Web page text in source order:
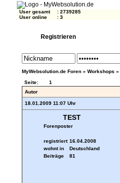
User gesamt : 2739285
User online
: 3
Registrieren
MyWebsolution.de Foren» Workshops »
Seite:
1
Autor
18.01.2009 11:07 Uhr
TEST
Forenposter
registriert 16.04.2008
wohnt in
Deutschland
Beiträge
81